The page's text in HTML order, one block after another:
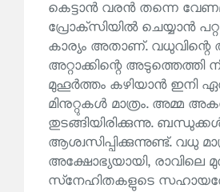
കെട്ടാൻ വരൻ തന്നെ
പ്രോക്‌സിയിൽ ചെയ്യാൻ
കാര്യം അതാണ്. വധുവിന്റെ
അറ്റാക്കിന്റെ
മുഹൂർത്തം കഴിയാൻ ഇനി
മിനുറ്റുകൾ മാത്രം. അമ്മ
തുടങ്ങിയിരിക്കുന്നു.
ആശ്വസിപ്പിക്കുന്നുണ്ട്. വധു
അക്ഷോഭ്യയായി, രാവിലെ
സ്‌നേഹിതകളുടെ